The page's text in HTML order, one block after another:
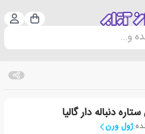
سبد
و...
دنباله دار گالیا
ژول ورن